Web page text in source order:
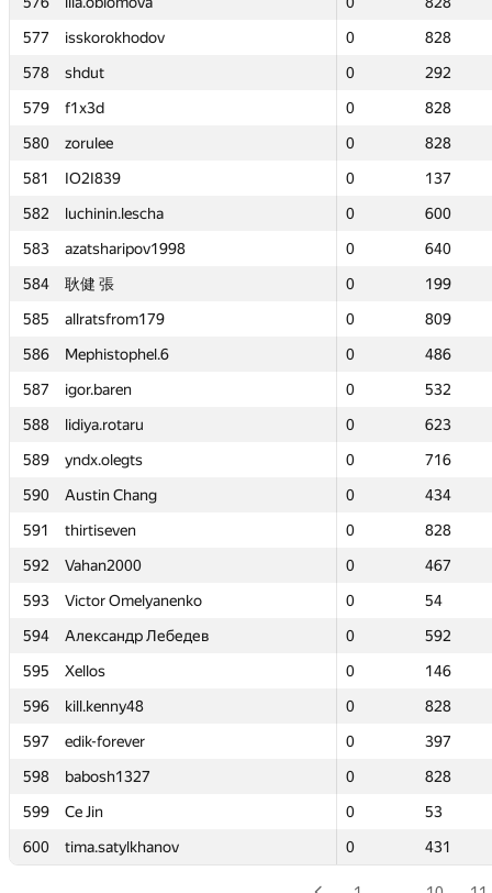
577
isskorokhodov 0
828
578
shdut 0
292
579
f1x3d 0
828
580
zorulee 0
828
581
IO2I839 0
137
582
luchinin.lescha 0
600
583
azatsharipov1998 0
640
584
耿健 張 0
199
585
allratsfrom179 0
809
586
Mephistophel.6 0
486
587
igor.baren 0
532
588
lidiya.rotaru 0
623
589
yndx.olegts 0
716
590
Austin Chang 0
434
591
thirtiseven 0
828
592
Vahan2000 0
467
593
Victor Omelyanenko 0
54
594
Александр Лебедев 0
592
595
Xellos 0
146
596
kill.kenny48 0
828
597
edik-forever 0
397
598
babosh1327 0
828
599
Ce Jin 0
53
600
tima.satylkhanov 0 431
577
isskorokhodov 0
828
578
shdut 0
292
579
f1x3d 0
828
580
zorulee 0
828
581
IO2I839 0
137
582
luchinin.lescha 0
600
583
azatsharipov1998 0
640
584
耿健 張 0
199
585
allratsfrom179 0
809
586
Mephistophel.6 0
486
587
igor.baren 0
532
588
lidiya.rotaru 0
623
589
yndx.olegts 0
716
590
Austin Chang 0
434
591
thirtiseven 0
828
592
Vahan2000 0
467
593
Victor Omelyanenko 0
54
594
Александр Лебедев 0
592
595
Xellos 0
146
596
kill.kenny48 0
828
597
edik-forever 0
397
598
babosh1327 0
828
599
Ce Jin 0
53
600
tima.satylkhanov 0 431